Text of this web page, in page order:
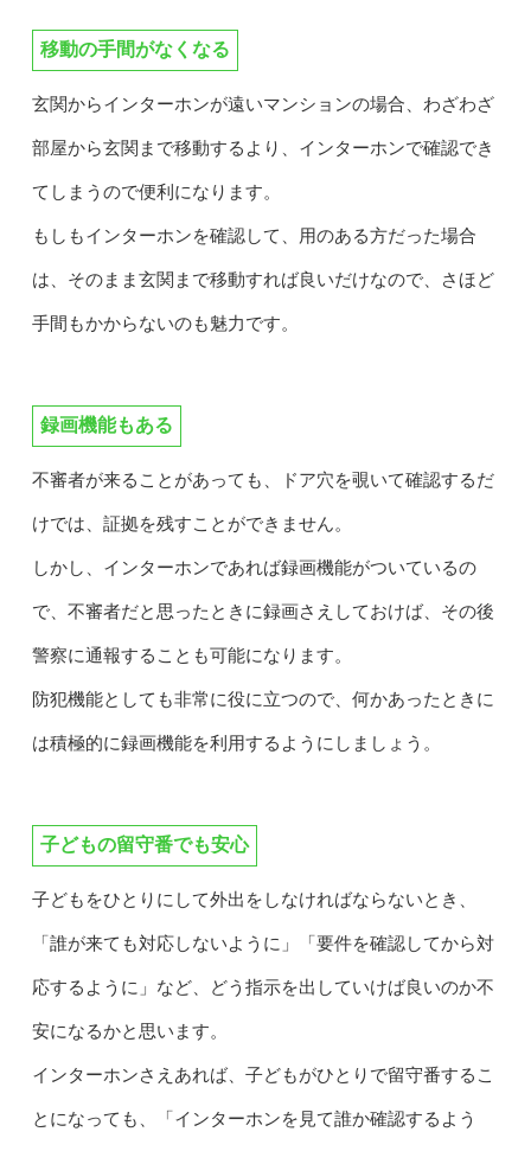
移動の手間がなくなる
玄関からインターホンが遠いマンションの場合、わざわざ
部屋から玄関まで移動するより、インターホンで確認でき
てしまうので便利になります。
もしもインターホンを確認して、用のある方だった場合
は、そのまま玄関まで移動すれば良いだけなので、さほど
手間もかからないのも魅力です。
録画機能もある
不審者が来ることがあっても、ドア穴を覗いて確認するだ
けでは、証拠を残すことができません。
しかし、インターホンであれば録画機能がついているの
で、不審者だと思ったときに録画さえしておけば、その後
警察に通報することも可能になります。
防犯機能としても非常に役に立つので、何かあったときに
は積極的に録画機能を利用するようにしましょう。
子どもの留守番でも安心
子どもをひとりにして外出をしなければならないとき、
「誰が来ても対応しないように」「要件を確認してから対
応するように」など、どう指示を出していけば良いのか不
安になるかと思います。
インターホンさえあれば、子どもがひとりで留守番するこ
とになっても、「インターホンを見て誰か確認するよう